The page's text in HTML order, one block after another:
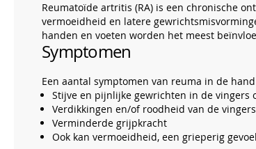
Reumatoïde artritis (RA) is een chronische
vermoeidheid en latere
handen en voeten worden het meest
Symptomen
Een aantal symptomen van reuma in de
Stijve en pijnlijke gewrichten in de vingers
Verdikkingen en/of roodheid van de
Verminderde grijpkracht
Ook kan vermoeidheid, een grieperig